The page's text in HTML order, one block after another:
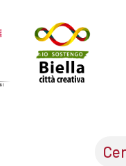
CERCA